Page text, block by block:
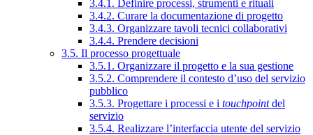
3.4.1. Definire processi, strumenti e rituali
3.4.2. Curare la documentazione di progetto
3.4.3. Organizzare tavoli tecnici collaborativi
3.4.4. Prendere decisioni
3.5. Il processo progettuale
3.5.1. Organizzare il progetto e la sua gestione
3.5.2. Comprendere il contesto d’uso del servizio
pubblico
3.5.3. Progettare i processi e i touchpointdel
servizio
3.5.4. Realizzare l’interfaccia utente del servizio